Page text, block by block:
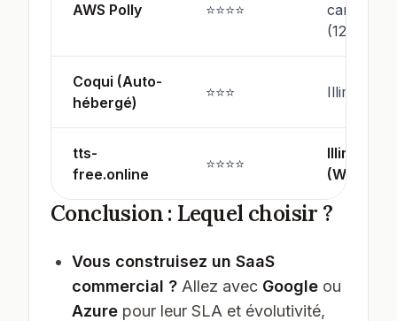
AWS Polly ⭐⭐⭐⭐
car./mois
(12 mois)
Coqui (Auto-
hébergé)
⭐⭐⭐ Illimité
tts-
free.online
⭐⭐⭐⭐
Illimité
(Web)
Conclusion : Lequel choisir ?
Vous construisez un SaaS
commercial ? Allez avec Google ou
Azure pour leur SLA et évolutivité,